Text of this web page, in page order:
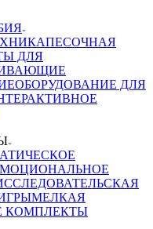
ПЕСОЧНАЯ
ДЛЯ
ОБОРУДОВАНИЕ ДЛЯ
МЕЛКАЯ
КОМПЛЕКТЫ